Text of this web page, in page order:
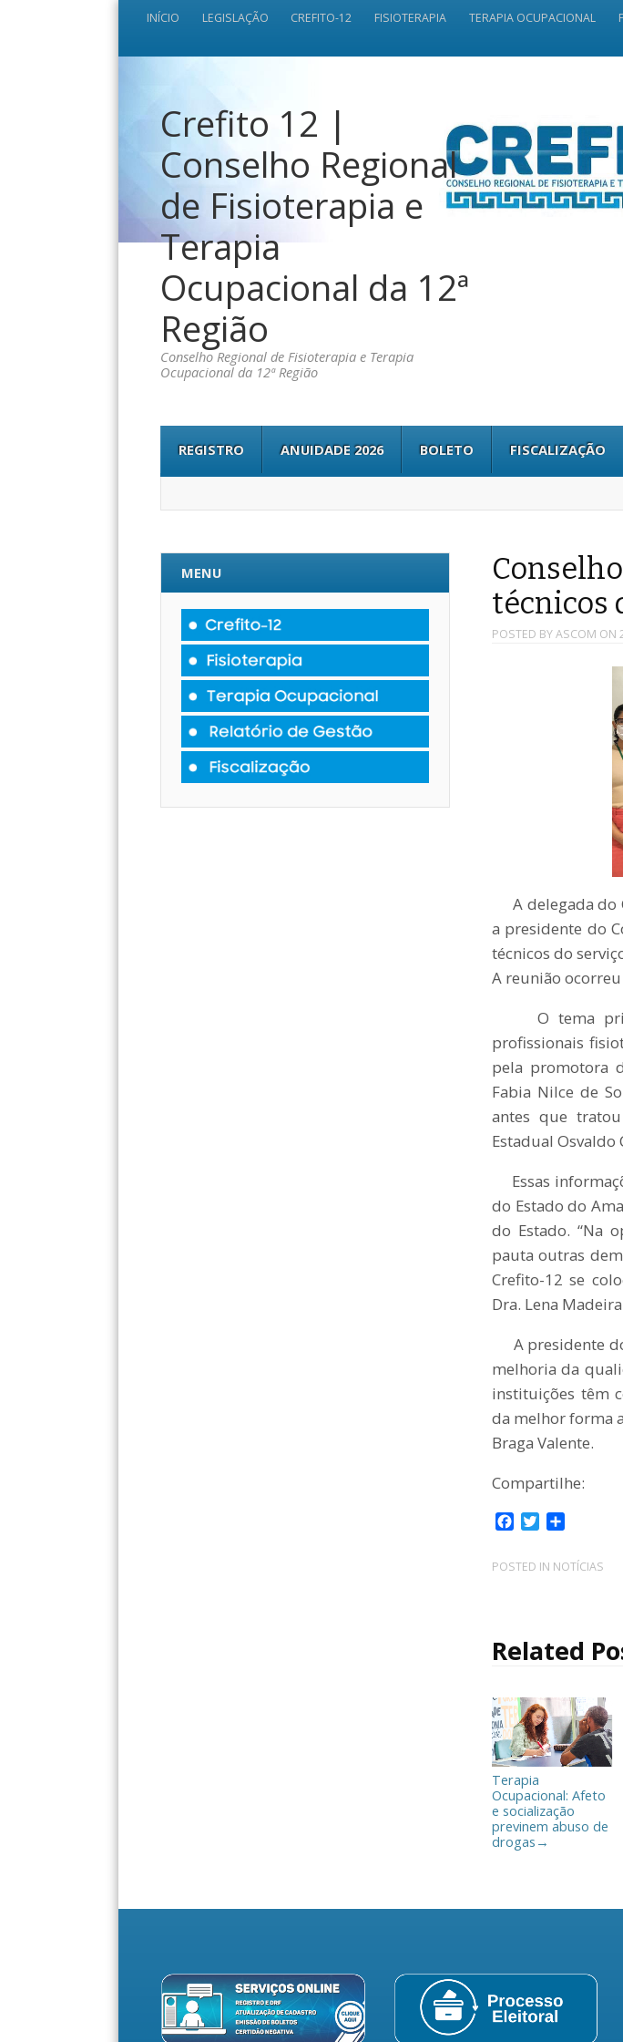
INÍCIO LEGISLAÇÃO CREFITO-12 FISIOTERAPIA TERAPIA OCUPACIONAL
Crefito 12 |
Conselho Regional
de Fisioterapia e
Terapia
Ocupacional da 12ª
Região
Conselho Regional de Fisioterapia e Terapia
Ocupacional da 12ª Região
REGISTRO ANUIDADE 2026 BOLETO FISCALIZAÇÃO
técnicos
POSTED BYASCOM ON
A delegada do
a presidente do
técnicos do
A reunião
O tema
profissionais
pela promotora
Fabia Nilce de
antes que
Estadual Osvaldo
Essas
do Estado do
do Estado. “Na
pauta outras
Crefito-12 se
Dra. Lena
A presidente
melhoria da
instituições têm
da melhor forma
Braga Valente.
Compartilhe:
c
e
k
i
t
m
p
i
a
r
POSTED IN NOTÍCIAS
Related
Terapia
Ocupacional: Afeto
e socialização
previnem abuso de
drogas →
MENU